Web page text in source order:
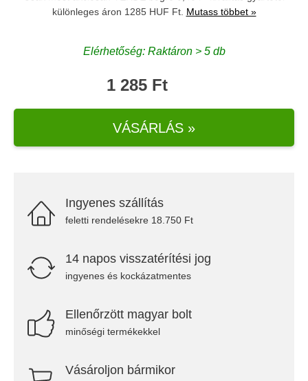
különleges áron 1285 HUF Ft. Mutass többet »
Elérhetőség: Raktáron > 5 db
1 285 Ft
VÁSÁRLÁS »
Ingyenes szállítás
feletti rendelésekre 18.750 Ft
14 napos visszatérítési jog
ingyenes és kockázatmentes
Ellenőrzött magyar bolt
minőségi termékekkel
Vásároljon bármikor